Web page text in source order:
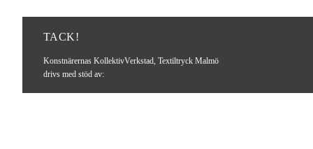
TACK!
Konstnärernas KollektivVerkstad, Textiltryck Malmö
drivs med stöd av: